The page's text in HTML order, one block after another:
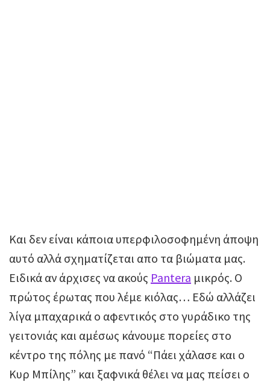
Και δεν είναι κάποια υπερφιλοσοφημένη άποψη
αυτό αλλά σχηματίζεται απο τα βιώματα μας.
Ειδικά αν άρχισες να ακούς Pantera μικρός. Ο
πρώτος έρωτας που λέμε κιόλας… Εδώ αλλάζει
λίγα μπαχαρικά ο αφεντικός στο γυράδικο της
γειτονιάς και αμέσως κάνουμε πορείες στο
κέντρο της πόλης με πανό “Πάει χάλασε και ο
Κυρ Μπίλης” και ξαφνικά θέλει να μας πείσει ο